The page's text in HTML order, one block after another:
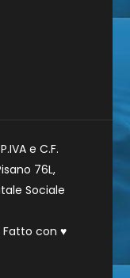
e C.F.
76L,
Sociale
con ♥